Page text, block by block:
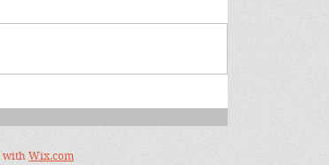
with Wix.com